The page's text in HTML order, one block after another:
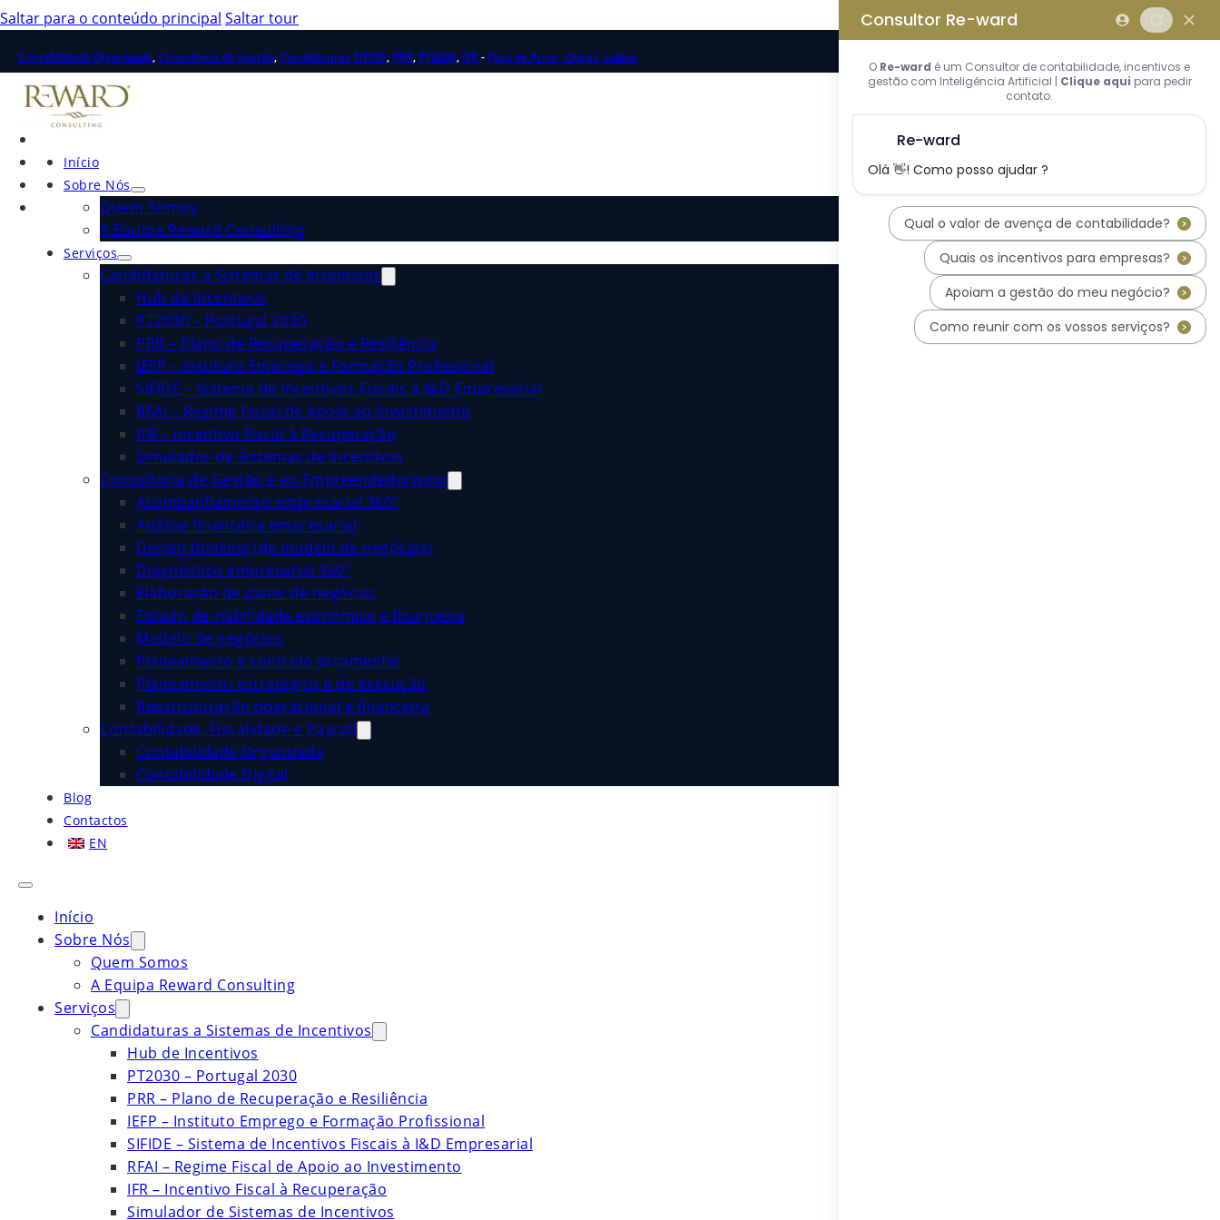
Saltar para o conteúdo principal Saltar tour
Contabilidade Organizada,Consultoria de Gestão,Candidaturas SIFIDE, PRR, PT2030, IFR- Paço de Arcos, Oeiras, Lisboa
Início
Sobre Nós
Quem Somos
A Equipa Reward Consulting
Serviços
Candidaturas a Sistemas de Incentivos
Hub de Incentivos
PT2030 – Portugal 2030
PRR – Plano de Recuperação e Resiliência
IEFP – Instituto Emprego e Formação Profissional
SIFIDE – Sistema de Incentivos Fiscais à I&D Empresarial
RFAI – Regime Fiscal de Apoio ao Investimento
IFR – Incentivo Fiscal à Recuperação
Simulador de Sistemas de Incentivos
Consultoria de Gestão e ao Empreendedorismo
Acompanhamento empresarial 360º
Análise financeira empresarial
Design thinking (de modelo de negócios)
Diagnóstico empresarial 360º
Elaboração de plano de negócios
Estudo de viabilidade económica e financeira
Modelo de negócios
Planeamento e controlo orçamental
Planeamento estratégico e de execução
Reestruturação operacional e financeira
Contabilidade, Fiscalidade e Payroll
Contabilidade Organizada
Contabilidade Digital
Blog
Contactos
EN
Início
Sobre Nós
Quem Somos
A Equipa Reward Consulting
Serviços
Candidaturas a Sistemas de Incentivos
Hub de Incentivos
PT2030 – Portugal 2030
PRR – Plano de Recuperação e Resiliência
IEFP – Instituto Emprego e Formação Profissional
SIFIDE – Sistema de Incentivos Fiscais à I&D Empresarial
RFAI – Regime Fiscal de Apoio ao Investimento
IFR – Incentivo Fiscal à Recuperação
Simulador de Sistemas de Incentivos